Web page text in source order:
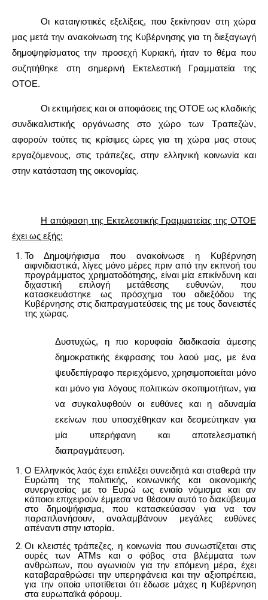
Οι καταιγιστικές εξελίξεις, που ξεκίνησαν στη χώρα
μας μετά την ανακοίνωση της Κυβέρνησης για τη διεξαγωγή
δημοψηφίσματος την προσεχή Κυριακή, ήταν το θέμα που
συζητήθηκε στη σημερινή Εκτελεστική Γραμματεία της
ΟΤΟΕ.
Οι εκτιμήσεις και οι αποφάσεις της ΟΤΟΕ ως κλαδικής
συνδικαλιστικής οργάνωσης στο χώρο των Τραπεζών,
αφορούν τούτες τις κρίσιμες ώρες για τη χώρα μας στους
εργαζόμενους, στις τράπεζες, στην ελληνική κοινωνία και
στην κατάσταση της οικονομίας.
Η απόφαση της Εκτελεστικής Γραμματείας της ΟΤΟΕ
έχει ως εξής:
Το Δημοψήφισμα που ανακοίνωσε η Κυβέρνηση
αιφνιδιαστικά, λίγες μόνο μέρες πριν από την εκπνοή του
προγράμματος χρηματοδότησης, είναι μία επικίνδυνη και
διχαστική επιλογή μετάθεσης ευθυνών, που
κατασκευάστηκε ως πρόσχημα του αδιεξόδου της
Κυβέρνησης στις διαπραγματεύσεις της με τους δανειστές
της χώρας.
Δυστυχώς, η πιο κορυφαία διαδικασία άμεσης
δημοκρατικής έκφρασης του λαού μας, με ένα
ψευδεπίγραφο περιεχόμενο, χρησιμοποιείται μόνο
και μόνο για λόγους πολιτικών σκοπιμοτήτων, για
να συγκαλυφθούν οι ευθύνες και η αδυναμία
εκείνων που υποσχέθηκαν και δεσμεύτηκαν για
μία υπερήφανη και αποτελεσματική
διαπραγμάτευση.
Ο Ελληνικός λαός έχει επιλέξει συνειδητά και σταθερά την
Ευρώπη της πολιτικής, κοινωνικής και οικονομικής
συνεργασίας με το Ευρώ ως ενιαίο νόμισμα και αν
κάποιοι επιχειρούν έμμεσα να θέσουν αυτό το διακύβευμα
στο δημοψήφισμα, που κατασκεύασαν για να τον
παραπλανήσουν, αναλαμβάνουν μεγάλες ευθύνες
απέναντι στην ιστορία.
Οι κλειστές τράπεζες, η κοινωνία που συνωστίζεται στις
ουρές των ΑΤΜs και ο φόβος στα βλέμματα των
ανθρώπων, που αγωνιούν για την επόμενη μέρα, έχει
καταβαραθρώσει την υπερηφάνεια και την αξιοπρέπεια,
για την οποία υποτίθεται ότι έδωσε μάχες η Κυβέρνηση
στα ευρωπαϊκά φόρουμ.